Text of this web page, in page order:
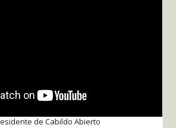
de Cabildo Abierto